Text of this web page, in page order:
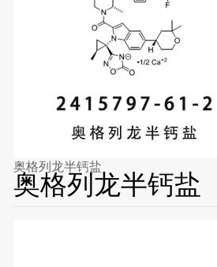
奥格列龙半钙盐
奥格列龙半钙盐